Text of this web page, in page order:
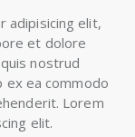
adipisicing elit,
et dolore
nostrud
ex ea commodo
Lorem
elit.